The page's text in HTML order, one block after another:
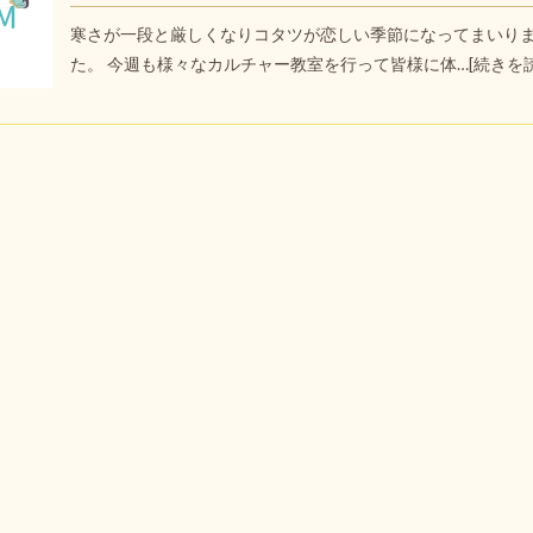
寒さが一段と厳しくなりコタツが恋しい季節になってまいり
た。 今週も様々なカルチャー教室を行って皆様に体…[続きを